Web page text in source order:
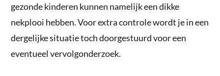
gezonde kinderen kunnen namelijk een dikke
nekplooi hebben. Voor extra controle wordt je in een
dergelijke situatie toch doorgestuurd voor een
eventueel vervolgonderzoek.